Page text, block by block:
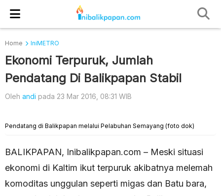
Home IniMETRO
Ekonomi Terpuruk, Jumlah
Pendatang Di Balikpapan Stabil
Oleh andi pada 23 Mar 2016, 08:31 WIB
Pendatang di Balikpapan melalui Pelabuhan Semayang (foto dok)
BALIKPAPAN, Inibalikpapan.com – Meski situasi
ekonomi di Kaltim ikut terpuruk akibatnya melemah
komoditas unggulan seperti migas dan Batu bara,